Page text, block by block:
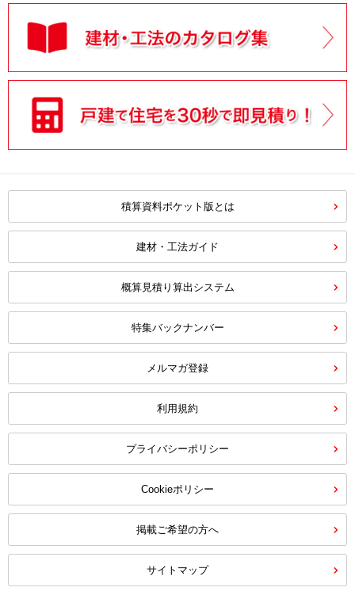
積算資料ポケット版とは
建材・工法ガイド
概算見積り算出システム
特集バックナンバー
メルマガ登録
利用規約
プライバシーポリシー
Cookieポリシー
掲載ご希望の方へ
サイトマップ